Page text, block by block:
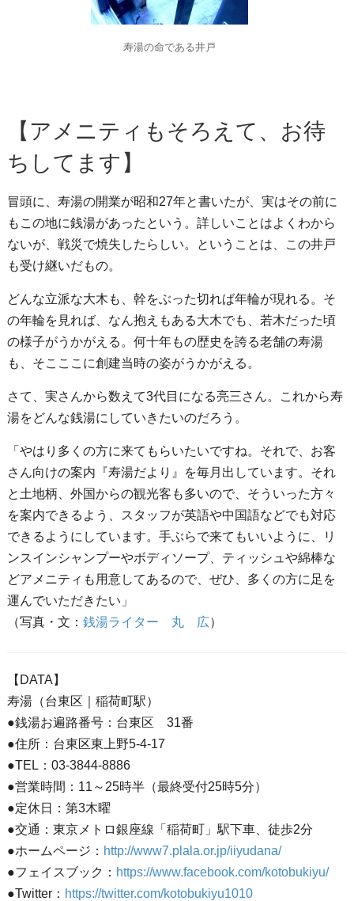
寿湯の命である井戸
【アメニティもそろえて、お待
ちしてます】
冒頭に、寿湯の開業が昭和27年と書いたが、実はその前に
もこの地に銭湯があったという。詳しいことはよくわから
ないが、戦災で焼失したらしい。ということは、この井戸
も受け継いだもの。
どんな立派な大木も、幹をぶった切れば年輪が現れる。そ
の年輪を見れば、なん抱えもある大木でも、若木だった頃
の様子がうかがえる。何十年もの歴史を誇る老舗の寿湯
も、そこここに創建当時の姿がうかがえる。
さて、実さんから数えて3代目になる亮三さん。これから寿
湯をどんな銭湯にしていきたいのだろう。
「やはり多くの方に来てもらいたいですね。それで、お客
さん向けの案内『寿湯だより』を毎月出しています。それ
と土地柄、外国からの観光客も多いので、そういった方々
を案内できるよう、スタッフが英語や中国語などでも対応
できるようにしています。手ぶらで来てもいいように、リ
ンスインシャンプーやボディソープ、ティッシュや綿棒な
どアメニティも用意してあるので、ぜひ、多くの方に足を
運んでいただきたい」
（写真・文： 銭湯ライター 丸 広）
【DATA】
寿湯（台東区｜稲荷町駅）
●銭湯お遍路番号：台東区 31番
●住所：台東区東上野5-4-17
●TEL：03-3844-8886
●営業時間：11～25時半（最終受付25時5分）
●定休日：第3木曜
●交通：東京メトロ銀座線「稲荷町」駅下車、徒歩2分
●ホームページ： http://www7.plala.or.jp/iiyudana/
●フェイスブック： https://www.facebook.com/kotobukiyu/
●Twitter： https://twitter.com/kotobukiyu1010